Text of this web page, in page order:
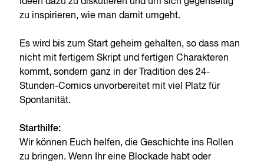
zu inspirieren, wie man damit umgeht.
Es wird bis zum Start geheim gehalten, so dass man
nicht mit fertigem Skript und fertigen Charakteren
kommt, sondern ganz in der Tradition des 24-
Stunden-Comics unvorbereitet mit viel Platz für
Spontanität.
Starthilfe:
Wir können Euch helfen, die Geschichte ins Rollen
zu bringen. Wenn Ihr eine Blockade habt oder